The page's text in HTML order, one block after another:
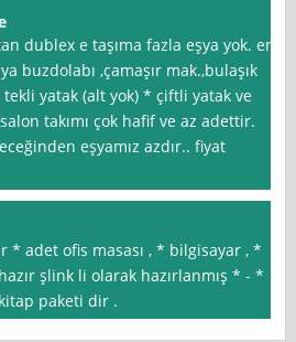
dublex e taşıma fazla eşya yok. en
buzdolabı ,çamaşır mak.,bulaşık
yatak (alt yok) * çiftli yatak ve
takımı çok hafif ve az adettir.
eşyamız azdır.. fiyat
* adet ofis masası , * bilgisayar , *
şlink li olarak hazırlanmış * - *
paketi dir .